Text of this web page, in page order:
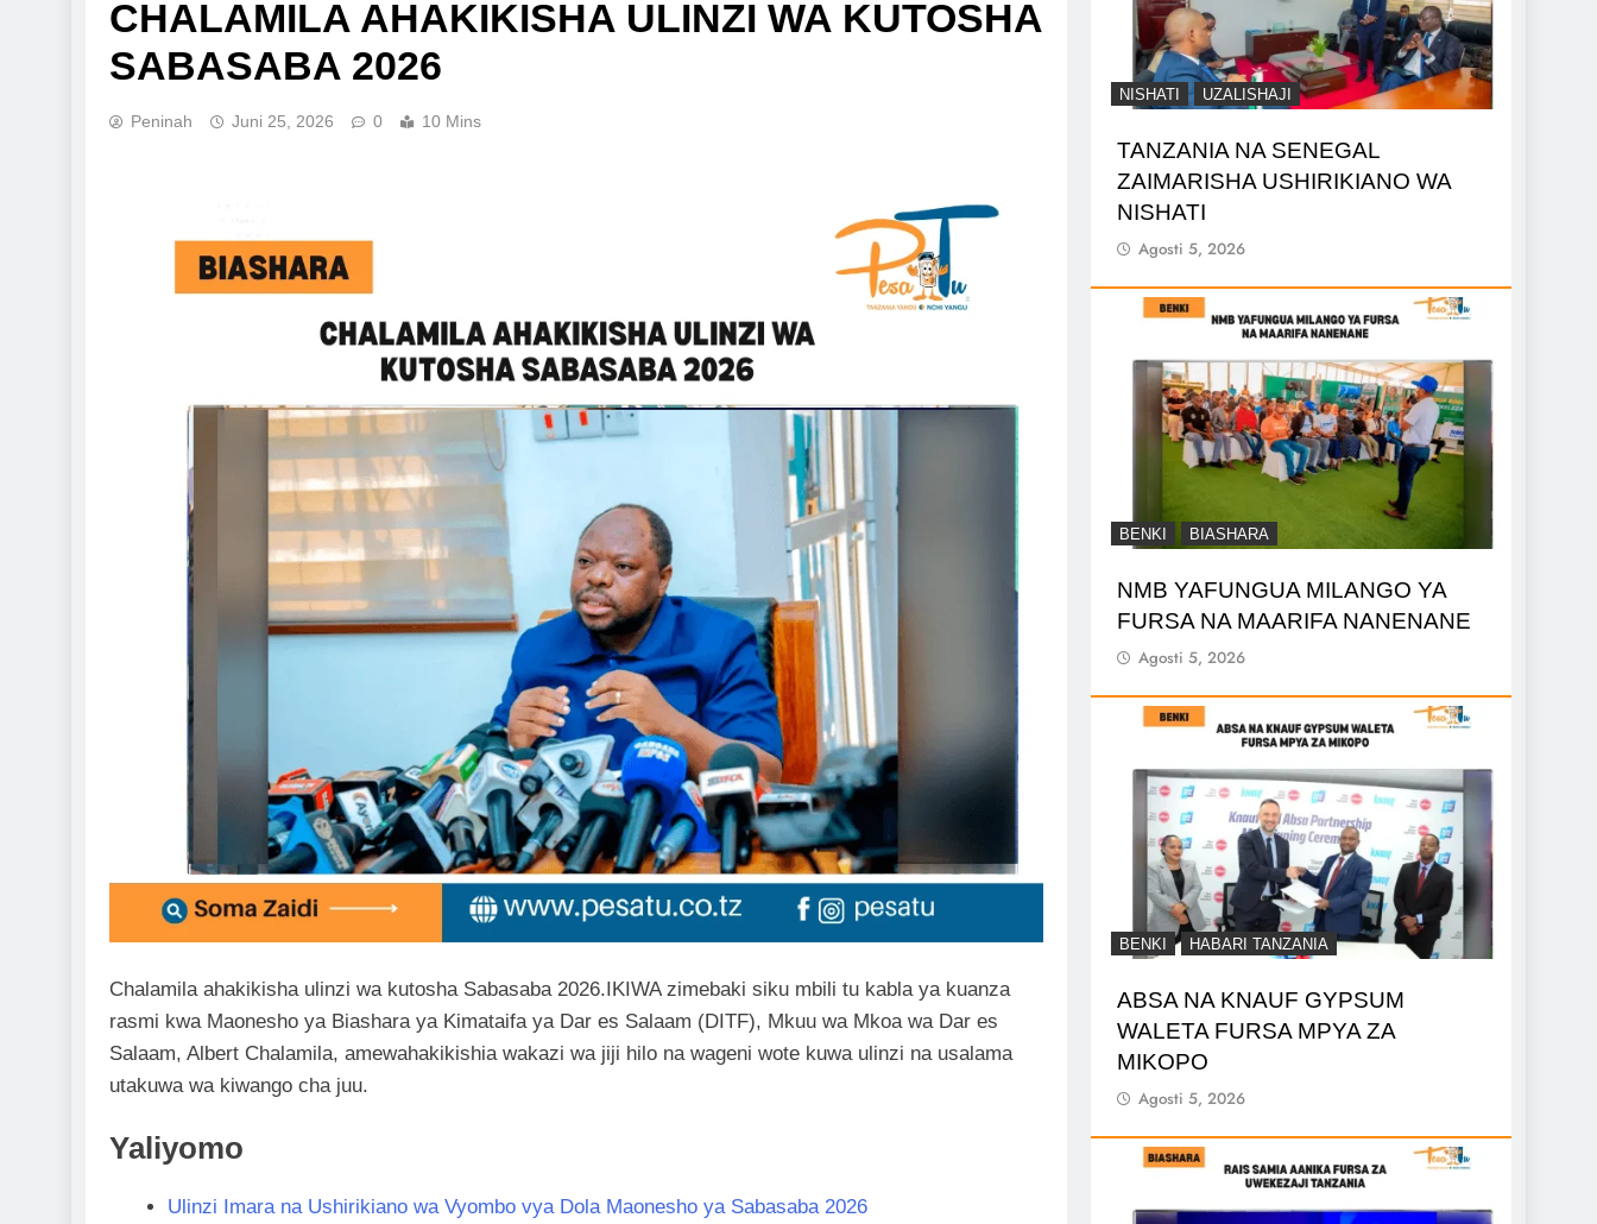
CHALAMILA AHAKIKISHA ULINZI WA KUTOSHA
SABASABA 2026
Peninah Juni 25, 2026 0 10 Mins
Chalamila ahakikisha ulinzi wa kutosha Sabasaba 2026.IKIWA zimebaki siku mbili tu kabla ya kuanza
rasmi kwa Maonesho ya Biashara ya Kimataifa ya Dar es Salaam (DITF), Mkuu wa Mkoa wa Dar es
Salaam, Albert Chalamila, amewahakikishia wakazi wa jiji hilo na wageni wote kuwa ulinzi na usalama
utakuwa wa kiwango cha juu.
Yaliyomo
Ulinzi Imara na Ushirikiano wa Vyombo vya Dola Maonesho ya Sabasaba 2026
NISHATI UZALISHAJI
TANZANIA NA SENEGAL
ZAIMARISHA USHIRIKIANO WA
NISHATI
Agosti 5, 2026
BENKI BIASHARA
NMB YAFUNGUA MILANGO YA
FURSA NA MAARIFA NANENANE
Agosti 5, 2026
BENKI HABARI TANZANIA
ABSA NA KNAUF GYPSUM
WALETA FURSA MPYA ZA
MIKOPO
Agosti 5, 2026